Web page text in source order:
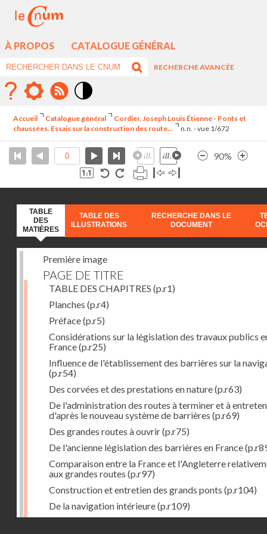
À PROPOS CATALOGUE GÉNÉRAL
RECHERCHE AVANCÉE
élévé
Accueil Catalogue général
Cordier, Joseph Louis Étienne - Ponts et
chaussées. Essais sur la construction des route...
n.n. - vue 1/672
90%
TABLE
DES
MATIÈRES
TABLE DES
ILLUSTRATIONS
RECHERCHE DANS LE
DOCUMENT
Première image
PAGE DE TITRE
TABLE DES CHAPITRES (p.r1)
Planches (p.r4)
Préface(p.r5)
Considérations sur la législation des travaux publics
France(p.r25)
Influence de l'établissement des barrières sur la
(p.r54)
Des corvées et des prestations en nature(p.r63)
De l'administration des routes à terminer et à
d'après le nouveau système de barrières (p.r69)
Des grandes routes à ouvrir(p.r75)
De l'ancienne législation des barrières en France
Comparaison entre la France et l'Angleterre
aux grandes routes (p.r97)
Construction et entretien des grands ponts (p.r104)
De la navigation intérieure(p.r109)